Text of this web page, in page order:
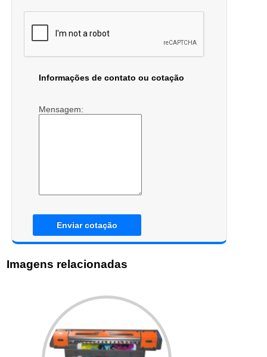
Informações de contato ou cotação
Mensagem:
Enviar cotação
Imagens relacionadas